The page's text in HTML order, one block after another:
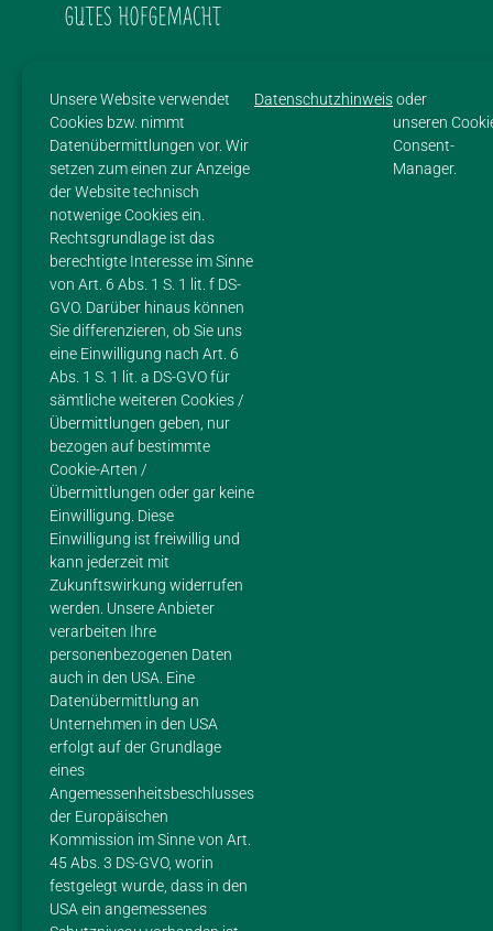
HOME
HOF
PRODUKTE
IMPRESSIONEN
FLEISCH
REZEPTE
IMPRESSUM
DATENSCHUTZ
KONTAKT
Margarethes Hofladen
im Gestüt Margarethenhof
Inhaberin Sarah Doetsch
Mohlenweg 4
56626 Andernach
Mobil: 01 51 / 28 24 40 86
E-Mail:
ÖFFNUNGSZEITEN
Di – Fr: 10 – 13 Uhr / 15 – 17 Uhr Sa: 10 – 13 Uhr, So +
Mo: Ruhetag
Unsere Website verwendet
Cookies bzw. nimmt
Datenübermittlungen vor. Wir
setzen zum einen zur Anzeige
der Website technisch
notwenige Cookies ein.
Rechtsgrundlage ist das
berechtigte Interesse im Sinne
von Art. 6 Abs. 1 S. 1 lit. f DS-
GVO. Darüber hinaus können
Sie differenzieren, ob Sie uns
eine Einwilligung nach Art. 6
Abs. 1 S. 1 lit. a DS-GVO für
sämtliche weiteren Cookies /
Übermittlungen geben, nur
bezogen auf bestimmte
Cookie-Arten /
Übermittlungen oder gar keine
Einwilligung. Diese
Einwilligung ist freiwillig und
kann jederzeit mit
Zukunftswirkung widerrufen
werden. Unsere Anbieter
verarbeiten Ihre
personenbezogenen Daten
auch in den USA. Eine
Datenübermittlung an
Unternehmen in den USA
erfolgt auf der Grundlage
eines
Angemessenheitsbeschlusses
der Europäischen
Kommission im Sinne von Art.
45 Abs. 3 DS-GVO, worin
festgelegt wurde, dass in den
USA ein angemessenes
Datenschutzhinweisoder
unseren
Consent-
Manager.